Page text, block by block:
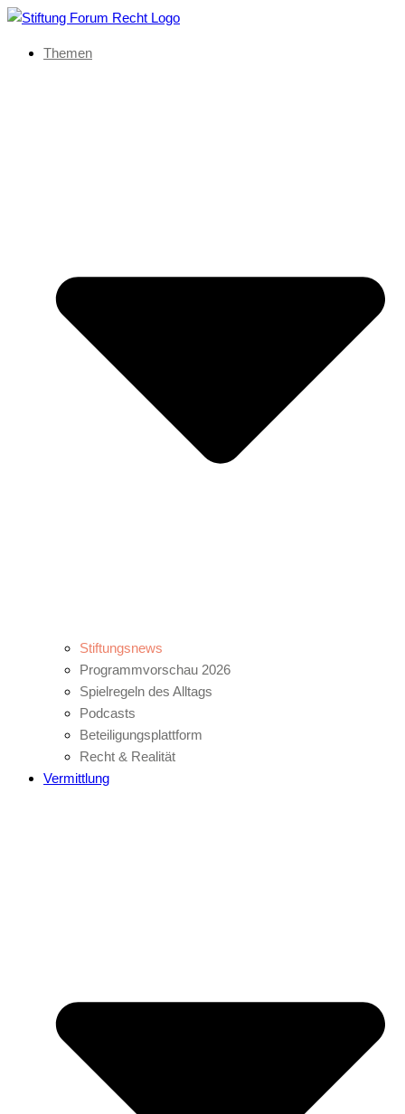
Themen
Stiftungsnews
Programmvorschau 2026
Spielregeln des Alltags
Podcasts
Beteiligungsplattform
Recht & Realität
Vermittlung